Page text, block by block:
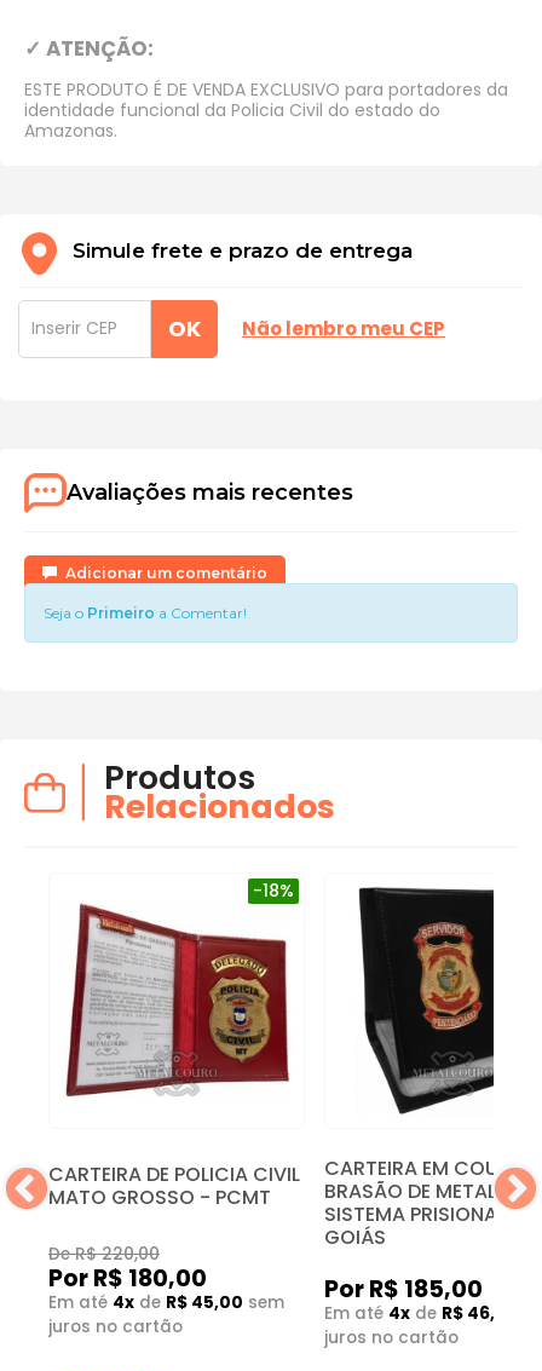
✓ ATENÇÃO:
ESTE PRODUTO É DE VENDA EXCLUSIVO para portadores da
identidade funcional da Policia Civil do estado do
Amazonas.
Simule frete e prazo de entrega
OK Não lembro meu CEP
Avaliações mais recentes
Adicionar um comentário
Seja o Primeiro a Comentar!
Produtos
Relacionados
CARTEIRA DE POLICIA CIVIL
MATO GROSSO - PCMT
De R$ 220,00
Por R$ 180,00
Em até 4x de R$ 45,00 sem
juros no cartão
-18%
CARTEIRA EM COURO
BRASÃO DE METAL DO
SISTEMA PRISIONAL DE
GOIÁS
Por R$ 185,00
Em até 4x de R$ 46,25
juros no cartão